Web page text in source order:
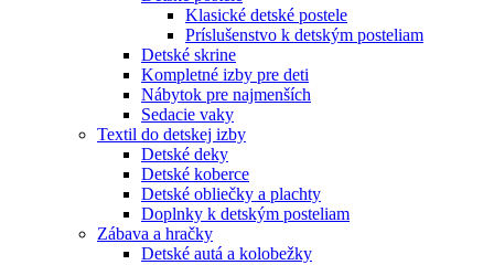
Klasické detské postele
Príslušenstvo k detským posteliam
Detské skrine
Kompletné izby pre deti
Nábytok pre najmenších
Sedacie vaky
Textil do detskej izby
Detské deky
Detské koberce
Detské obliečky a plachty
Doplnky k detským posteliam
Zábava a hračky
Detské autá a kolobežky